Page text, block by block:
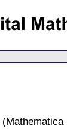
(Mathematica